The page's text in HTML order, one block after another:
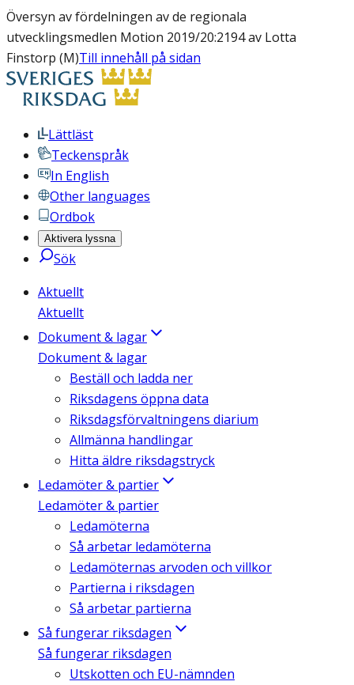
Översyn av fördelningen av de regionala
utvecklingsmedlen Motion 2019/20:2194 av Lotta
Finstorp (M)Till innehåll på sidan
Lättläst
Teckenspråk
In English
Other languages
Ordbok
Aktivera lyssna
Sök
Aktuellt
Aktuellt
Dokument & lagar
Dokument & lagar
Beställ och ladda ner
Riksdagens öppna data
Riksdagsförvaltningens diarium
Allmänna handlingar
Hitta äldre riksdagstryck
Ledamöter & partier
Ledamöter & partier
Ledamöterna
Så arbetar ledamöterna
Ledamöternas arvoden och villkor
Partierna i riksdagen
Så arbetar partierna
Så fungerar riksdagen
Så fungerar riksdagen
Utskotten och EU-nämnden